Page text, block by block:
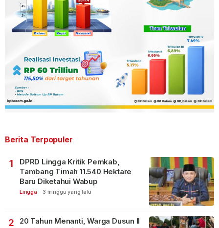
Berita Terpopuler
1
DPRD Lingga Kritik Pemkab,
Tambang Timah 11.540 Hektare
Baru Diketahui Wabup
Lingga - 3 minggu yang lalu
2
20 Tahun Menanti, Warga Dusun II